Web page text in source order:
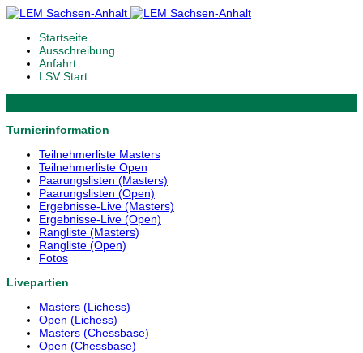
Startseite
Ausschreibung
Anfahrt
LSV Start
Turnierinformation
Teilnehmerliste Masters
Teilnehmerliste Open
Paarungslisten (Masters)
Paarungslisten (Open)
Ergebnisse-Live (Masters)
Ergebnisse-Live (Open)
Rangliste (Masters)
Rangliste (Open)
Fotos
Livepartien
Masters (Lichess)
Open (Lichess)
Masters (Chessbase)
Open (Chessbase)